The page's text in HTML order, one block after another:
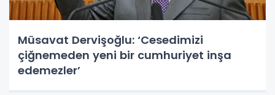
Müsavat Dervişoğlu: ‘Cesedimizi
çiğnemeden yeni bir cumhuriyet inşa
edemezler’